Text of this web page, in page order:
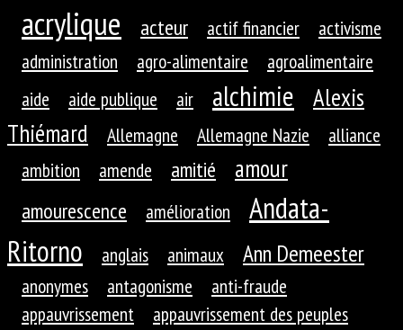
acrylique acteur actif financier
activisme
administration
agro-alimentaire
agroalimentaire
aide
aide publique air alchimie
Alexis
Thiémard
Allemagne Allemagne Nazie
alliance
ambition
amende amitié amour
amourescence amélioration
Andata-
Ritorno
anglais animaux Ann Demeester
anonymes antagonisme
anti-fraude
appauvrissement
appauvrissement des peuples